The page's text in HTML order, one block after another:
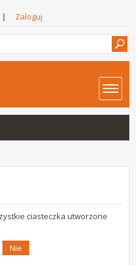
| Zaloguj
ciasteczka utworzone